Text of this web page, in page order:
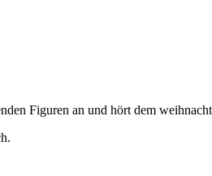
Figuren an und hört dem